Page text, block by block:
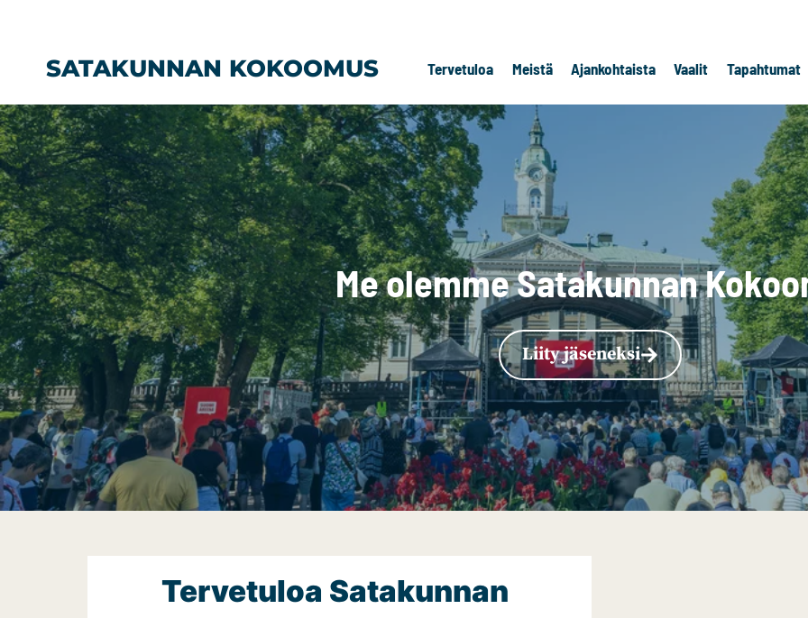
SATAKUNNAN KOKOOMUS Tervetuloa Meistä Ajankohtaista Vaalit Tapahtumat
Me olemme Satakunnan
Liity jäseneksi
Tervetuloa Satakunnan